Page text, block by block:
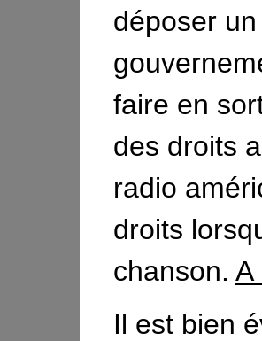
déposer
faire en
des droits
radio
droits
chanson. A
Il est bien